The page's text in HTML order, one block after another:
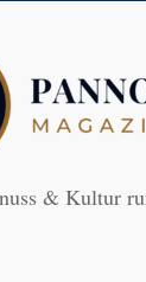
& Kultur